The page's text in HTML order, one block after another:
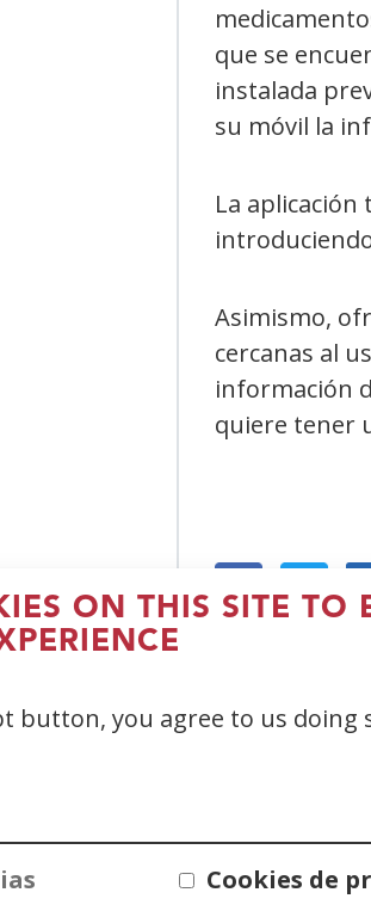
ON THIS SITE TO
button, you agree to us doing
Cookies de
que se
instalada
su móvil la
La
Asimismo,
cercanas al
información
quiere tener
(Open
new new